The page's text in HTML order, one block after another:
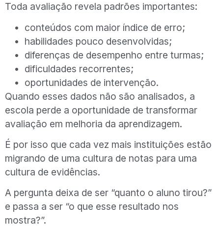
Toda avaliação revela padrões importantes:
conteúdos com maior índice de erro;
habilidades pouco desenvolvidas;
diferenças de desempenho entre turmas;
dificuldades recorrentes;
oportunidades de intervenção.
Quando esses dados não são analisados, a
escola perde a oportunidade de transformar
avaliação em melhoria da aprendizagem.
É por isso que cada vez mais instituições estão
migrando de uma cultura de notas para uma
cultura de evidências.
A pergunta deixa de ser “quanto o aluno tirou?”
e passa a ser “o que esse resultado nos
mostra?”.